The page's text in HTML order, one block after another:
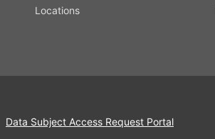
Locations
Data Subject Access Request Portal